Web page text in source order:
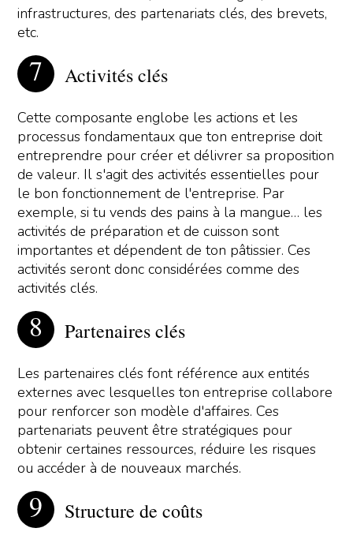
infrastructures, des partenariats clés, des brevets,
etc.
Activités clés
Cette composante englobe les actions et les
processus fondamentaux que ton entreprise doit
entreprendre pour créer et délivrer sa proposition
de valeur. Il s'agit des activités essentielles pour
le bon fonctionnement de l'entreprise. Par
exemple, si tu vends des pains à la mangue… les
activités de préparation et de cuisson sont
importantes et dépendent de ton pâtissier. Ces
activités seront donc considérées comme des
activités clés.
Partenaires clés
Les partenaires clés font référence aux entités
externes avec lesquelles ton entreprise collabore
pour renforcer son modèle d'affaires. Ces
partenariats peuvent être stratégiques pour
obtenir certaines ressources, réduire les risques
ou accéder à de nouveaux marchés.
Structure de coûts